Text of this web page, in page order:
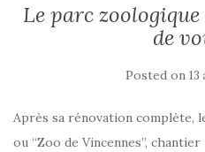
Le parc
de
Posted on 13
Après sa rénovation complète,
ou “Zoo de Vincennes”,